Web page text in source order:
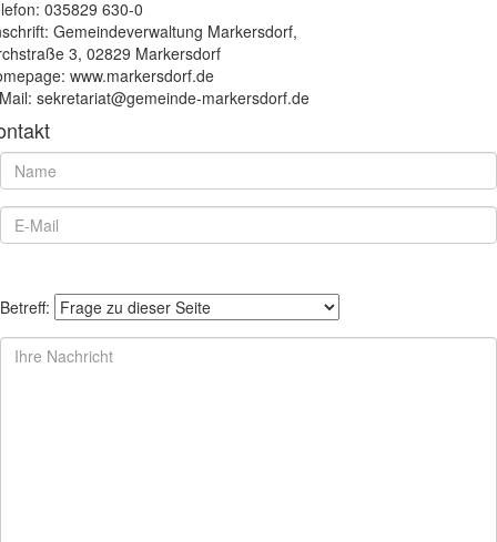
035829 630-0
Gemeindeverwaltung Markersdorf,
3, 02829 Markersdorf
www.markersdorf.de
sekretariat@gemeinde-markersdorf.de
Betreff: